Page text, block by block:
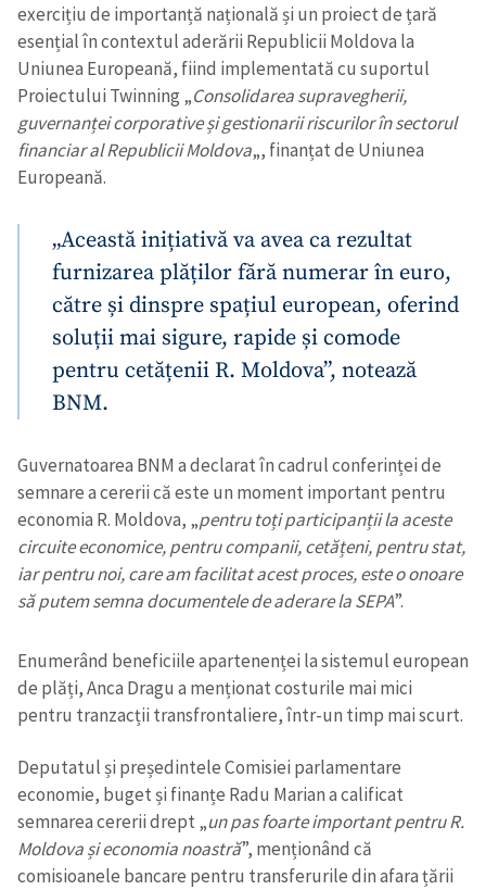
exercițiu de importanță națională și un proiect de țară
esențial în contextul aderării Republicii Moldova la
Uniunea Europeană, fiind implementată cu suportul
Proiectului Twinning „Consolidarea supravegherii,
guvernanței corporative și gestionarii riscurilor în sectorul
financiar al Republicii Moldova„, finanțat de Uniunea
Europeană.
„Această inițiativă va avea ca rezultat
furnizarea plăților fără numerar în euro,
către și dinspre spațiul european, oferind
soluții mai sigure, rapide și comode
pentru cetățenii R. Moldova”, notează
BNM.
Guvernatoarea BNM a declarat în cadrul conferinței de
semnare a cererii că este un moment important pentru
economia R. Moldova, „pentru toți participanții la aceste
circuite economice, pentru companii, cetățeni, pentru stat,
iar pentru noi, care am facilitat acest proces, este o onoare
să putem semna documentele de aderare la SEPA”.
Enumerând beneficiile apartenenței la sistemul european
de plăți, Anca Dragu a menționat costurile mai mici
pentru tranzacții transfrontaliere, într-un timp mai scurt.
Deputatul și președintele Comisiei parlamentare
economie, buget și finanțe Radu Marian a calificat
semnarea cererii drept „un pas foarte important pentru R.
Moldova și economia noastră”, menționând că
comisioanele bancare pentru transferurile din afara țării